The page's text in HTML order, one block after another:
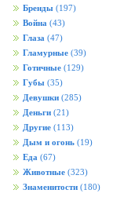
Бренды (197)
Война (43)
Глаза (47)
Гламурные (39)
Готичные (129)
Губы (35)
Девушки (285)
Деньги (21)
Другие (113)
Дым и огонь (19)
Еда (67)
Животные (323)
Знаменитости (180)